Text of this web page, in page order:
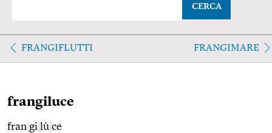
CERCA
FRANGIFLUTTI FRANGIMARE
frangiluce
fran gi lù ce